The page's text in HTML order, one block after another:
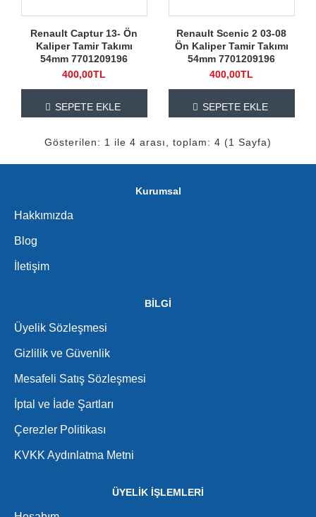
Renault Captur 13- Ön
Kaliper Tamir Takımı
54mm 7701209196
400,00TL
SEPETE EKLE
Renault Scenic 2 03-08
Ön Kaliper Tamir Takımı
54mm 7701209196
400,00TL
SEPETE EKLE
Gösterilen: 1 ile 4 arası, toplam: 4 (1 Sayfa)
Kurumsal
Hakkımızda
Blog
İletişim
BİLGİ
Üyelik Sözleşmesi
Gizlilik ve Güvenlik
Mesafeli Satış Sözleşmesi
İptal ve İade Şartları
Çerezler Politikası
KVKK Aydınlatma Metni
ÜYELİK İŞLEMLERİ